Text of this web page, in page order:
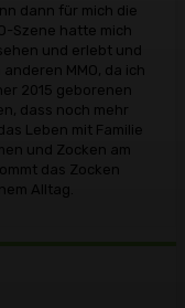
dann für mich die
Szene hatte mich
und erlebt und
MMO, da ich
2015 geborenen
dass noch mehr
Leben mit Familie
und Zocken am
das Zocken
Alltag.